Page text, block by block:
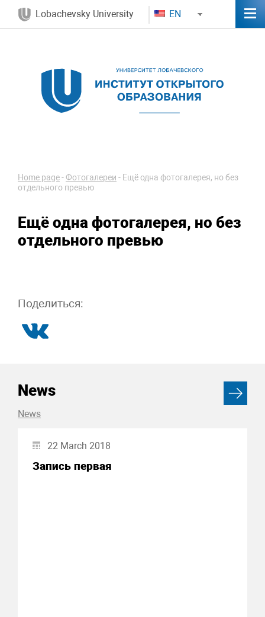
Lobachevsky University EN
Home page-Фотогалереи - Ещё одна фотогалерея, но без
отдельного превью
Ещё одна фотогалерея, но без
отдельного превью
Поделиться:
News
News
22 March 2018
Запись первая